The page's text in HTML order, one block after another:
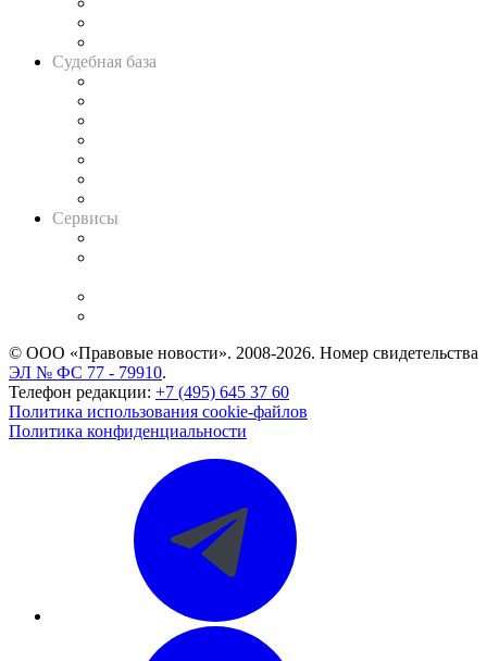
Судебная база
Сервисы
© ООО «Правовые новости». 2008-2026. Номер свидетельства
ЭЛ № ФС 77 - 79910.
Телефон редакции: +7 (495) 645 37 60
Политика использования cookie-файлов
Политика конфиденциальности